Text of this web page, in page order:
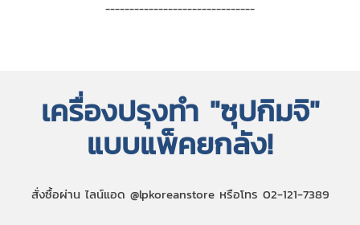
-------------------------------
เครื่องปรุงทำ "ซุปกิมจิ"
แบบแพ็คยกลัง!
สั่งซื้อผ่าน ไลน์แอด @lpkoreanstore หรือโทร 02-121-7389